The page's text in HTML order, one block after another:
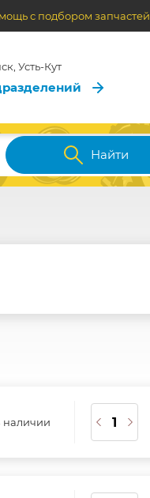
с подбором запчастей
Усть-Кут
Найти
наличии